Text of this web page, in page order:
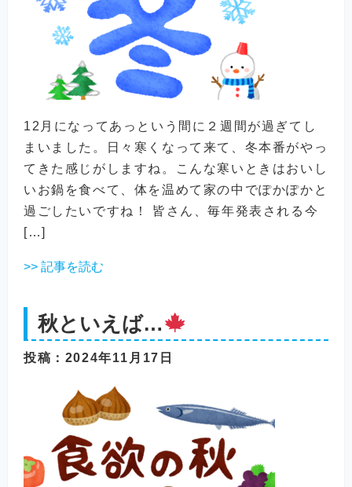
12月になってあっという間に２週間が過ぎてし
まいました。日々寒くなって来て、冬本番がやっ
てきた感じがしますね。こんな寒いときはおいし
いお鍋を食べて、体を温めて家の中でぽかぽかと
過ごしたいですね！ 皆さん、毎年発表される今
[…]
>> 記事を読む
秋といえば…
投稿 ：2024年11月17日